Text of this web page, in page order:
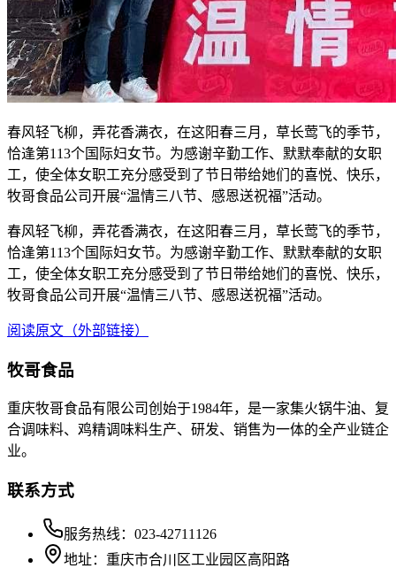
春风轻飞柳，弄花香满衣，在这阳春三月，草长莺飞的季节，
恰逢第113个国际妇女节。为感谢辛勤工作、默默奉献的女职
工，使全体女职工充分感受到了节日带给她们的喜悦、快乐，
牧哥食品公司开展“温情三八节、感恩送祝福”活动。
春风轻飞柳，弄花香满衣，在这阳春三月，草长莺飞的季节，
恰逢第113个国际妇女节。为感谢辛勤工作、默默奉献的女职
工，使全体女职工充分感受到了节日带给她们的喜悦、快乐，
牧哥食品公司开展“温情三八节、感恩送祝福”活动。
阅读原文（外部链接）
牧哥食品
重庆牧哥食品有限公司创始于1984年，是一家集火锅牛油、复
合调味料、鸡精调味料生产、研发、销售为一体的全产业链企
业。
联系方式
服务热线：023-42711126
地址：重庆市合川区工业园区高阳路